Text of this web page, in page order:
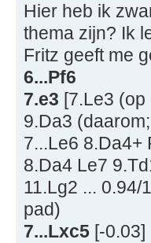
Hier heb ik
thema zijn? Ik
Fritz geeft me
6...Pf6
7.e3 [7.Le3
9.Da3
7...Le6 8.Da4+
8.Da4 Le7
11.Lg2 ...
pad)
7...Lxc5 [-0.03]